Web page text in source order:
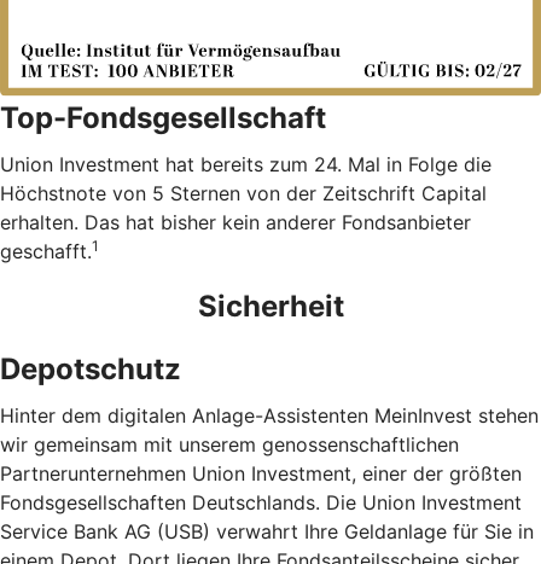
Top-Fondsgesellschaft
Union Investment hat bereits zum 24. Mal in Folge die
Höchstnote von 5 Sternen von der Zeitschrift Capital
erhalten. Das hat bisher kein anderer Fondsanbieter
geschafft.1
Sicherheit
Depotschutz
Hinter dem digitalen Anlage-Assistenten MeinInvest stehen
wir gemeinsam mit unserem genossenschaftlichen
Partnerunternehmen Union Investment, einer der größten
Fondsgesellschaften Deutschlands. Die Union Investment
Service Bank AG (USB) verwahrt Ihre Geldanlage für Sie in